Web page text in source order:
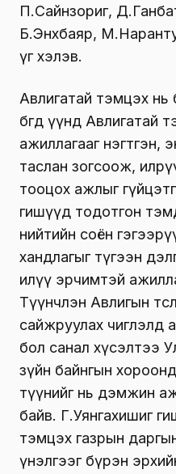
П.Сайнзориг,
Б.Энхбаяр,
үг хэлэв.
Авлигатай тэмцэх нь
бөгөөд үүнд
ажиллагааг нэгтгэн,
таслан зогсоож,
тооцох ажлыг
гишүүд тодотгон
нийтийн соён
хандлагыг түгээн
илүү эрчимтэй
Түүнчлэн Авлигын
сайжруулах чиглэлд
бол санал хүсэлтээ
зүйн байнгын
түүнийг нь дэмжин
байв. Г.Уянгахишиг
тэмцэх газрын
үнэлгээг бүрэн